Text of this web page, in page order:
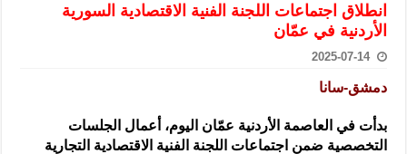
سوريا تبحث مع الإيسيسكو التعاون في البحث العلمي وحماية التراث
انطلاق اجتماعات اللجنة الفنية الاقتصادية السورية
الأردنية في عمّان
2025-07-14
دمشق-سانا
بدأت في العاصمة الأردنية عمّان اليوم، أعمال الجلسات
التخصصية ضمن اجتماعات اللجنة الفنية الاقتصادية التجارية